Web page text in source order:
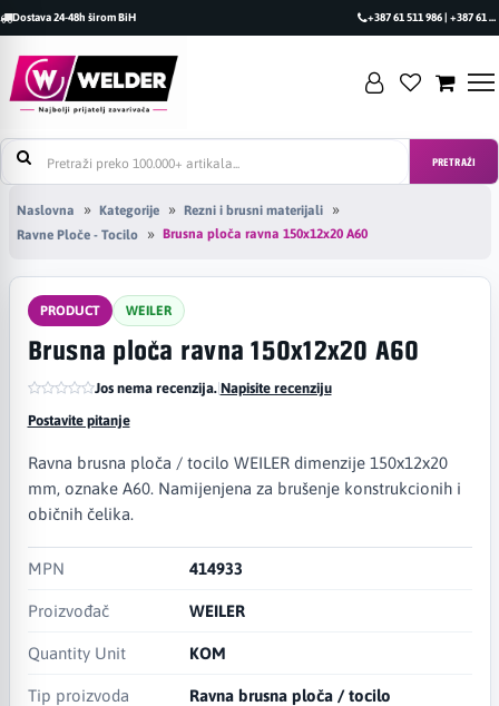
Dostava 24-48h širom BiH +387 61 511 986 | +387 61 493 470
PRETRAŽI
Naslovna Kategorije
Rezni i brusni materijali
Ravne Ploče - Tocilo
Brusna ploča ravna 150x12x20 A60
PRODUCT WEILER
Brusna ploča ravna 150x12x20 A60
Jos nema recenzija.|Napisite recenziju
Postavite pitanje
Ravna brusna ploča / tocilo WEILER dimenzije 150x12x20
mm, oznake A60. Namijenjena za brušenje konstrukcionih i
običnih čelika.
MPN 414933
Proizvođač WEILER
Quantity Unit KOM
Tip proizvoda Ravna brusna ploča / tocilo